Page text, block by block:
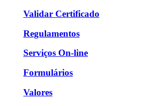
Validar Certificado
Regulamentos
Serviços On-line
Formulários
Valores